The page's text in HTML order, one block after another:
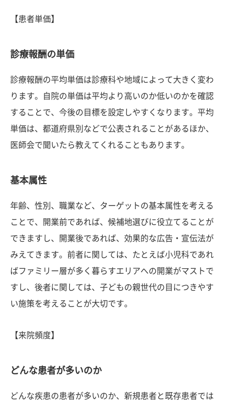
【患者単価】
診療報酬の単価
診療報酬の平均単価は診療科や地域によって大きく変わ
ります。自院の単価は平均より高いのか低いのかを確認
することで、今後の目標を設定しやすくなります。平均
単価は、都道府県別などで公表されることがあるほか、
医師会で聞いたら教えてくれることもあります。
基本属性
年齢、性別、職業など、ターゲットの基本属性を考える
ことで、開業前であれば、候補地選びに役立てることが
できますし、開業後であれば、効果的な広告・宣伝法が
みえてきます。前者に関しては、たとえば小児科であれ
ばファミリー層が多く暮らすエリアへの開業がマストで
すし、後者に関しては、子どもの親世代の目につきやす
い施策を考えることが大切です。
【来院頻度】
どんな患者が多いのか
どんな疾患の患者が多いのか、新規患者と既存患者では